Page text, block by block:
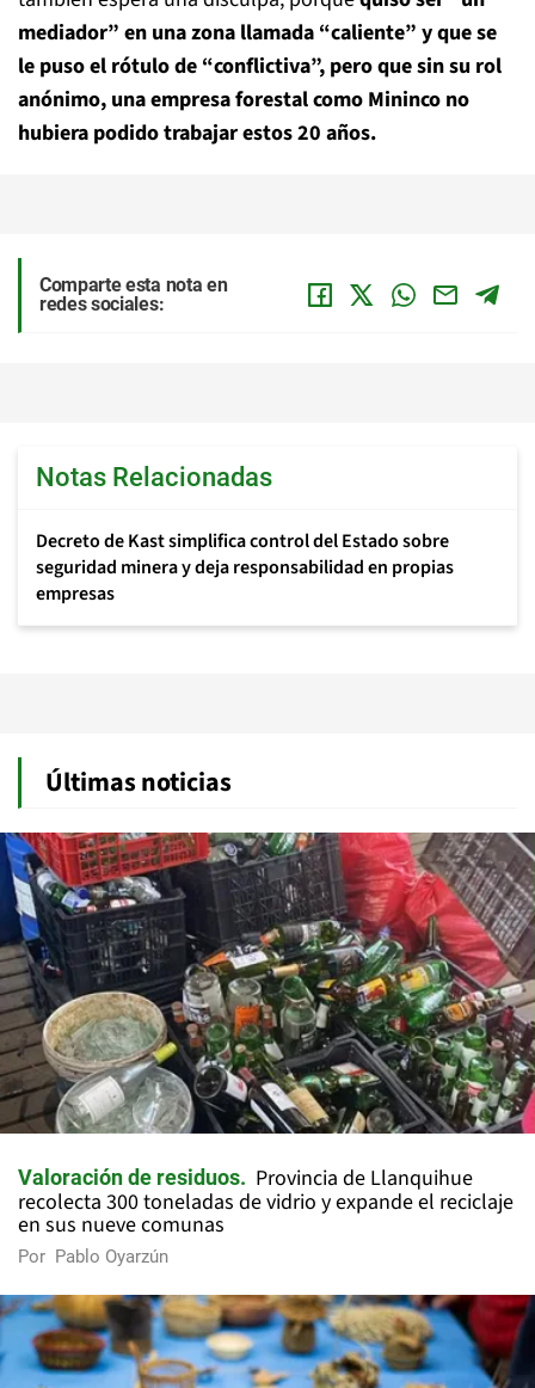
mediador” en una zona llamada “caliente” y que se
le puso el rótulo de “conflictiva”, pero que sin su rol
anónimo, una empresa forestal como Mininco no
hubiera podido trabajar estos 20 años.
Comparte esta nota en
redes sociales:
Notas Relacionadas
Decreto de Kast simplifica control del Estado sobre
seguridad minera y deja responsabilidad en propias
empresas
Últimas noticias
Valoración de residuos
Provincia de Llanquihue
recolecta 300 toneladas de vidrio y expande el reciclaje
en sus nueve comunas
Por Pablo Oyarzún